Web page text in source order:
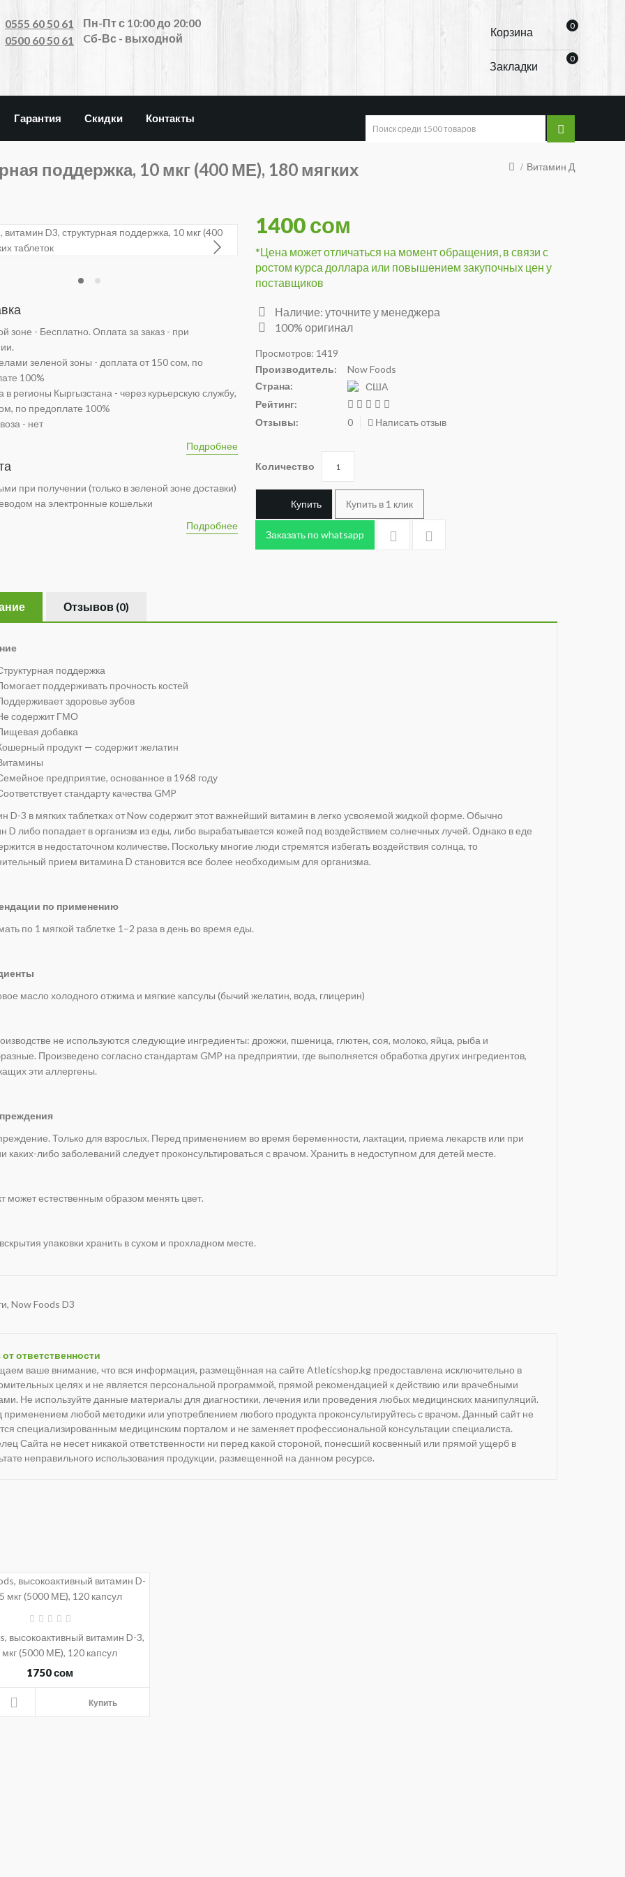
0555 60 50 61
0500 60 50 61
Пн-Пт с 10:00 до 20:00
Cб-Вс - выходной
Корзина 0
Закладки
0
Гарантия Скидки Контакты
поддержка, 10 мкг (400 МЕ), 180 мягких
Витамин Д
зоне - Бесплатно. Оплата за заказ - при
зеленой зоны - доплата от 150 сом, по
100%
в регионы Кыргызстана - через курьерскую службу,
по предоплате 100%
- нет
Подробнее
при получении (только в зеленой зоне доставки)
на электронные кошельки
Подробнее
1400 сом
*Цена может отличаться на момент обращения, в связи с
ростом курса доллара или повышением закупочных цен у
поставщиков
Наличие: уточните у менеджера
100% оригинал
Просмотров: 1419
Производитель:
Now Foods
Страна:
США
Рейтинг:
Отзывы:
0 Написать отзыв
Количество
Купить Купить в 1 клик
Заказать по whatsapp
Отзывов (0)
поддержка
поддерживать прочность костей
здоровье зубов
содержит ГМО
добавка
продукт — содержит желатин
предприятие, основанное в 1968 году
стандарту качества GMP
D-3 в мягких таблетках от Now содержит этот важнейший витамин в легко усвояемой жидкой форме. Обычно
D либо попадает в организм из еды, либо вырабатывается кожей под воздействием солнечных лучей. Однако в еде
в недостаточном количестве. Поскольку многие люди стремятся избегать воздействия солнца, то
прием витамина D становится все более необходимым для организма.
по применению
по 1 мягкой таблетке 1–2 раза в день во время еды.
масло холодного отжима и мягкие капсулы (бычий желатин, вода, глицерин)
не используются следующие ингредиенты: дрожжи, пшеница, глютен, соя, молоко, яйца, рыба и
Произведено согласно стандартам GMP на предприятии, где выполняется обработка других ингредиентов,
эти аллергены.
Только для взрослых. Перед применением во время беременности, лактации, приема лекарств или при
каких-либо заболеваний следует проконсультироваться с врачом. Хранить в недоступном для детей месте.
может естественным образом менять цвет.
упаковки хранить в сухом и прохладном месте.
,Now Foods D3
от ответственности
ваше внимание, что вся информация, размещённая на сайте Atleticshop.kg предоставлена исключительно в
целях и не является персональной программой, прямой рекомендацией к действию или врачебными
Не используйте данные материалы для диагностики, лечения или проведения любых медицинских манипуляций.
применением любой методики или употреблением любого продукта проконсультируйтесь с врачом. Данный сайт не
специализированным медицинским порталом и не заменяет профессиональной консультации специалиста.
Сайта не несет никакой ответственности ни перед какой стороной, понесший косвенный или прямой ущерб в
неправильного использования продукции, размещенной на данном ресурсе.
высокоактивный витамин D-3,
мкг (5000 МЕ), 120 капсул
1750 сом
Купить